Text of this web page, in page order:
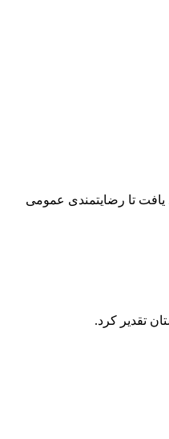
مراکز توزیع ادامه خواهد یافت تا رضایتمندی عمومی
تقدیر کرد.